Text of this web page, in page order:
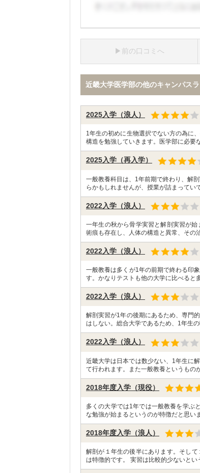
前の口コミへ
近畿大学医学部の他のキャンパス
2025入学（浪人）
1年生の初めに生物選択でない方の為に
構造を勉強していきます。医学部に必要
2025入学（再入学）
一般教養科目は、1年前期で終わり、解
らかもしれませんが、授業が詰まってい
2022入学（浪人）
一年生の秋から骨学実習と解剖実習が
術痕も存在し、人体の構造と異常、その
2022入学（浪人）
一般教養は多くが1年の前期で終わる印
す。かなりテストも他の大学に比べると
2022入学（浪人）
解剖実習が1年の後期にあるため、専門
はしない。総合大学であるため、1年生
2022入学（浪人）
近畿大学は日本では数少ない、1年生に
て行われます。また一般教養というもの
2018年度入学（現役）
多くの大学では1年では一般教養を学ぶ
な勉強が始まるというのが特徴だと思い
2018年度入学（浪人）
解剖が１年生の後半にあります。そし
は特徴的です。 実習は比較的少ないと